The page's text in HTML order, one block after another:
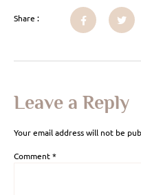
Share :
Leave a Reply
Your email address will not be
Comment*